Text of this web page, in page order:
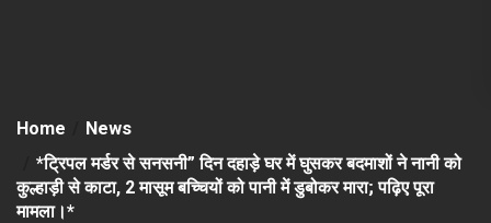
Home
News
*ट्रिपल मर्डर से सनसनी” दिन दहाड़े घर में घुसकर बदमाशों ने नानी को
कुल्हाड़ी से काटा, 2 मासूम बच्चियों को पानी में डुबोकर मारा; पढ़िए पूरा
मामला।*